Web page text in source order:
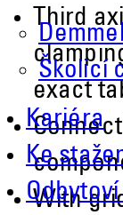
Školicí
Kariéra
Ke
Third
exact
With